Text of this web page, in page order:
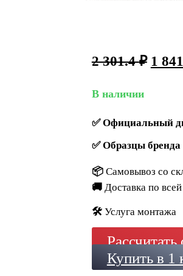
2 301.4₽ 1
В наличии
✅Официальный
✅Образцы бренда
📦 Самовывоз со
🚚 Доставка по
🛠️ Услуга монтажа
Купить в 1